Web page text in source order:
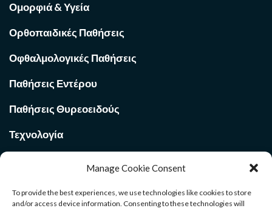
Manage Cookie Consent
To provide the best experiences, we use technologies like cookies to store
and/or access device information. Consenting to these technologies will
Ομορφιά & Υγεία
Ορθοπαιδικές Παθήσεις
Οφθαλμολογικές Παθήσεις
Παθήσεις Εντέρου
Παθήσεις Θυρεοειδούς
Τεχνολογία